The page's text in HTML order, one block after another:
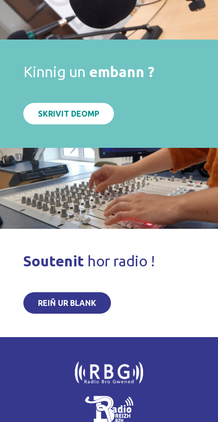
Kinnig un embann ?
SKRIVIT DEOMP
Soutenit hor radio !
REIÑ UR BLANK